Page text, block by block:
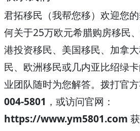
君拓移民（我帮您移）欢迎您
何关于25万欧元希腊购房移民
港投资移民、美国移民、加拿
民、欧洲移民或几内亚比绍绿
业团队随时为您解答。拨打官方
004-5801 ，或访问官网：
https://www.ym5801.com